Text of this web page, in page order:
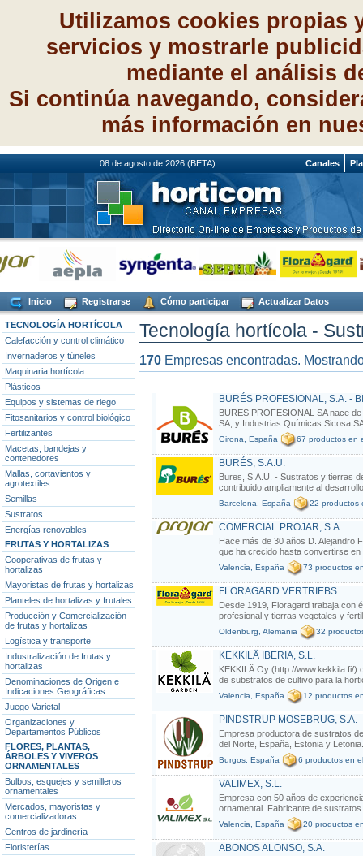
Utilizamos cookies propias
servicios y mostrarle
mediante el análisis
Si continúa navegando,
más información en
08 de agosto de 2026 (BETA) Canales
Inicio Registrarse Cómo participar Actualizar Datos
TECNOLOGÍA HORTÍCOLA
Calefacción y control climático
Invernaderos y túneles
Maquinaria hortícola
Plásticos
Equipos y sistemas de riego
Fitosanitarios y control biológico
Fertilizantes
Macetas, bandejas y
contenedores
Mallas, cortavientos y
agrotextiles
Semillas
Sustratos
Energías renovables
FRUTAS Y HORTALIZAS
Cooperativas de frutas y
hortalizas
Mayoristas de frutas y hortalizas
Planteles de hortalizas y frutales
Producción y Comercialización
de frutas y hortalizas
Logística y transporte
Industralización de frutas y
hortalizas
Denominaciones de Origen e
Indicaciones Geográficas
Juego Varietal
Organizaciones y
Departamentos Públicos
FLORES, PLANTAS,
ÁRBOLES Y VIVEROS
ORNAMENTALES
Bulbos, esquejes y semilleros
ornamentales
Mercados, mayoristas y
comercializadoras
Centros de jardinería
Floristerías
Tecnología hortícola -
170 Empresas encontradas.
BURÉS PROFESIONAL, S.A. -
BURES PROFESIONAL SA nace
SA, y Industrias Químicas Sicosa
Girona, España 67 productos en
BURÉS, S.A.U.
Bures, S.A.U. - Sustratos y tierras
contribuido ampliamente al
Barcelona, España 22 productos
COMERCIAL PROJAR, S.A.
Hace más de 30 años D. Alejandro
que ha crecido hasta convertirse
Valencia, España 73 productos
FLORAGARD VERTRIEBS
Desde 1919, Floragard trabaja con
profesional y tierras vegetales y
Oldenburg, Alemania 32
KEKKILÄ IBERIA, S.L.
KEKKILÄ Oy (http://www.kekkila.fi/
de substratos de cultivo para la
Valencia, España 12 productos
PINDSTRUP MOSEBRUG, S.A.
Empresa productora de sustratos
del Norte, España, Estonia y
Burgos, España 6 productos en
VALIMEX, S.L.
Empresa con 50 años de
ornamental. Fabricante de
Valencia, España 20 productos
ABONOS ALONSO, S.A.